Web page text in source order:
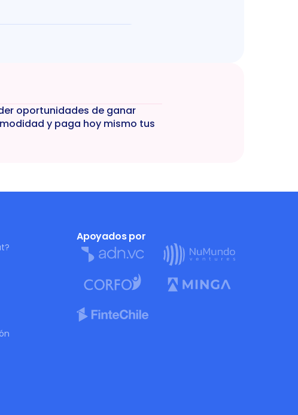
oportunidades de ganar
y paga hoy mismo tus
Apoyados por